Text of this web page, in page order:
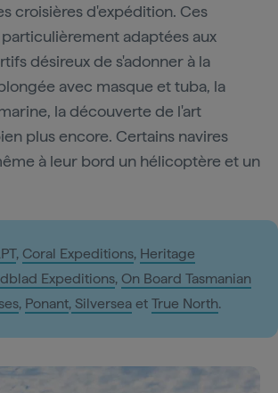
croisières d'expédition. Ces
adaptées aux
désireux de s'adonner à la
avec masque et tuba, la
la découverte de l'art
plus encore. Certains navires
à leur bord un hélicoptère et un
, Coral Expeditions, Heritage
Expeditions, On Board Tasmanian
, Ponant, Silversea et True North.